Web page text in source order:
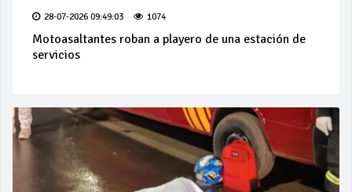
28-07-2026 09:49:03 1074
Motoasaltantes roban a playero de una estación de
servicios